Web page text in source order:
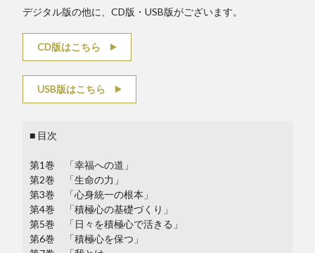
デジタル版の他に、CD版・USB版がございます。
CD版はこちら
USB版はこちら
■ 目次
第1巻 「幸福への道」
第2巻 「生命の力」
第3巻 「心身統一の根本」
第4巻 「積極心の基礎づくり」
第5巻 「日々を積極心で活きる」
第6巻 「積極心を保つ」